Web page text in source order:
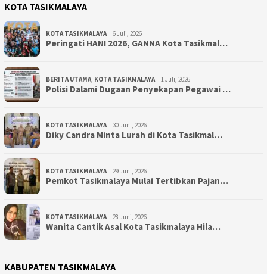
KOTA TASIKMALAYA
KOTA TASIKMALAYA 6 Juli, 2026
Peringati HANI 2026, GANNA Kota Tasikmal…
BERITA UTAMA, KOTA TASIKMALAYA 1 Juli, 2026
Polisi Dalami Dugaan Penyekapan Pegawai …
KOTA TASIKMALAYA 30 Juni, 2026
Diky Candra Minta Lurah di Kota Tasikmal…
KOTA TASIKMALAYA 29 Juni, 2026
Pemkot Tasikmalaya Mulai Tertibkan Pajan…
KOTA TASIKMALAYA 28 Juni, 2026
Wanita Cantik Asal Kota Tasikmalaya Hila…
KABUPATEN TASIKMALAYA